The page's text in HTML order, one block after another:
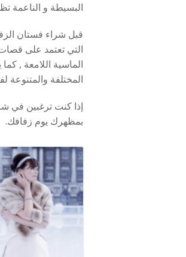
البسيطة و الناعمة
قبل شراء فستان
التي تعتمد على قصات
الماسية اللامعة ,
المختلفة
إذا كنت ترغبين في
بمظهرك يوم زفافك.